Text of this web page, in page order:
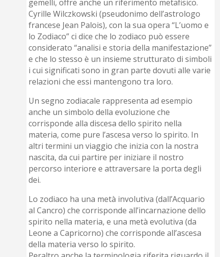
gemelli, offre anche un riferimento metafisico.
Cyrille Wilczkowski (pseudonimo dell’astrologo
francese Jean Palois), con la sua opera “L’uomo e
lo Zodiaco” ci dice che lo zodiaco può essere
considerato “analisi e storia della manifestazione”
e che lo stesso è un insieme strutturato di simboli
i cui significati sono in gran parte dovuti alle varie
relazioni che essi mantengono tra loro.
Un segno zodiacale rappresenta ad esempio
anche un simbolo della evoluzione che
corrisponde alla discesa dello spirito nella
materia, come pure l’ascesa verso lo spirito. In
altri termini un viaggio che inizia con la nostra
nascita, da cui partire per iniziare il nostro
percorso interiore e attraversare la porta degli
dei.
Lo zodiaco ha una metà involutiva (dall’Acquario
al Cancro) che corrisponde all’incarnazione dello
spirito nella materia, e una metà evolutiva (da
Leone a Capricorno) che corrisponde all’ascesa
della materia verso lo spirito.